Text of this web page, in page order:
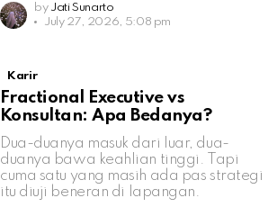
by Jati Sunarto
July 27, 2026, 5:08 pm
Karir
Fractional Executive vs
Konsultan: Apa Bedanya?
Dua-duanya masuk dari luar, dua-
duanya bawa keahlian tinggi. Tapi
cuma satu yang masih ada pas strategi
itu diuji beneran di lapangan.